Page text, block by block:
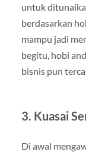
untuk
berdasarkan
mampu jadi
begitu, hobi
bisnis pun
3. Kuasai
Di awal